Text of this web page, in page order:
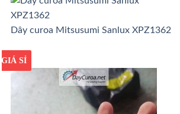
Dây curoa Mitsusumi Sanlux XPZ1362
GIÁ TỐT
GIÁ SỈ